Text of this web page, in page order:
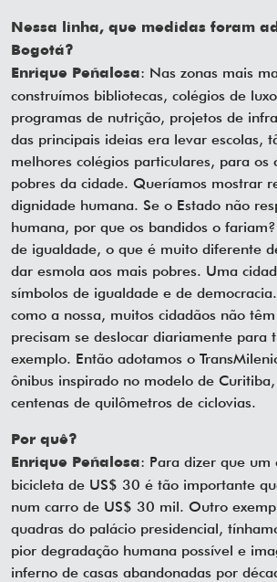
Nessa linha, que medidas foram
Bogotá?
Enrique Peñalosa: Nas zonas mais
construímos bibliotecas, colégios de
programas de nutrição, projetos de
das principais ideias era levar escolas,
melhores colégios particulares, para os
pobres da cidade. Queríamos mostrar
dignidade humana. Se o Estado não
humana, por que os bandidos o
de igualdade, o que é muito diferente
dar esmola aos mais pobres. Uma
símbolos de igualdade e de
como a nossa, muitos cidadãos não
precisam se deslocar diariamente para
exemplo. Então adotamos o
ônibus inspirado no modelo de
centenas de quilômetros de ciclovias.
Por quê?
Enrique Peñalosa: Para dizer que um
bicicleta de US$ 30 é tão importante
num carro de US$ 30 mil. Outro
quadras do palácio presidencial,
pior degradação humana possível e
inferno de casas abandonadas por